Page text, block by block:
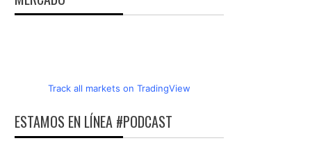
Track all markets on TradingView
ESTAMOS EN LÍNEA #PODCAST